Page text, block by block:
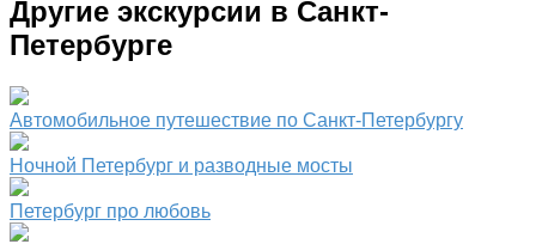
Другие экскурсии в Санкт-
Петербурге
Автомобильное путешествие по Санкт-Петербургу
Ночной Петербург и разводные мосты
Петербург про любовь